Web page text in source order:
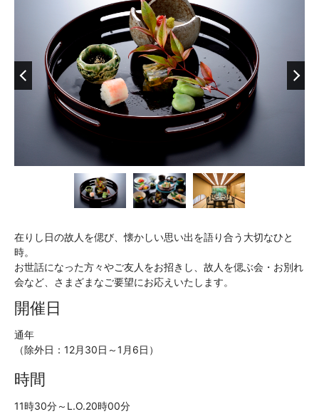
在りし日の故人を偲び、懐かしい思い出を語り合う大切なひと
時。
お世話になった方々やご友人をお招きし、故人を偲ぶ会・お別れ
会など、さまざまなご要望にお応えいたします。
開催日
通年
（除外日：12月30日～1月6日）
時間
11時30分～L.O.20時00分